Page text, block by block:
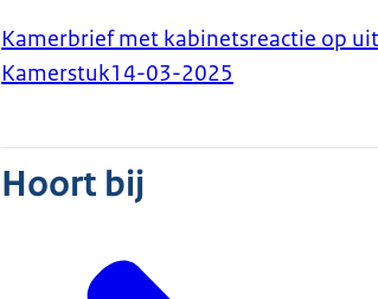
Kamerbrief met kabinetsreactie op
Kamerstuk14-03-2025
Hoort bij